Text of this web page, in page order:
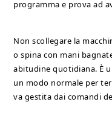
programma e prova ad
Non scollegare la
o spina con mani
abitudine quotidiana. È
un modo normale per
va gestita dai comandi